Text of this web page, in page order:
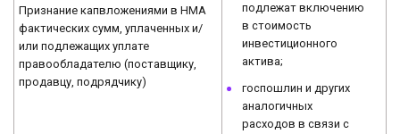
Признание капвложениями в НМА
фактических сумм, уплаченных и/
или подлежащих уплате
правообладателю (поставщику,
продавцу, подрядчику)
подлежат включению
в стоимость
инвестиционного
актива;
госпошлин и других
аналогичных
расходов в связи с